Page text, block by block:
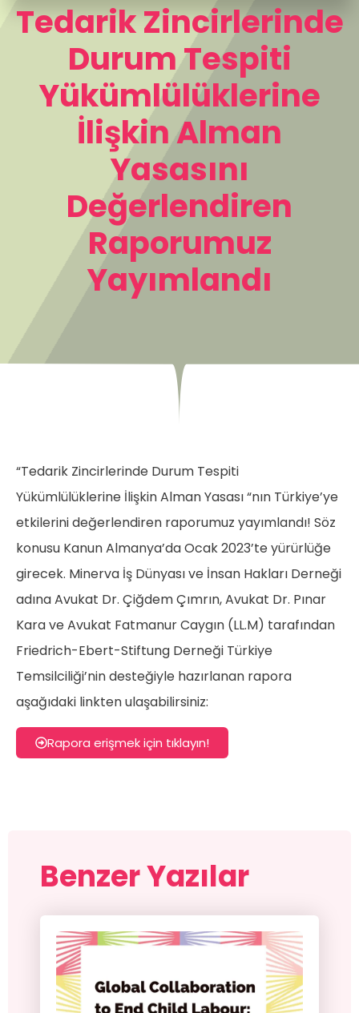
Tedarik Zincirlerinde
Durum Tespiti
Yükümlülüklerine
İlişkin Alman
Yasasını
Değerlendiren
Raporumuz
Yayımlandı
“Tedarik Zincirlerinde Durum Tespiti
Yükümlülüklerine İlişkin Alman Yasası “nın Türkiye’ye
etkilerini değerlendiren raporumuz yayımlandı! Söz
konusu Kanun Almanya’da Ocak 2023’te yürürlüğe
girecek. Minerva İş Dünyası ve İnsan Hakları Derneği
adına Avukat Dr. Çiğdem Çımrın, Avukat Dr. Pınar
Kara ve Avukat Fatmanur Caygın (LL.M) tarafından
Friedrich-Ebert-Stiftung Derneği Türkiye
Temsilciliği’nin desteğiyle hazırlanan rapora
aşağıdaki linkten ulaşabilirsiniz:
Rapora erişmek için tıklayın!
Benzer Yazılar